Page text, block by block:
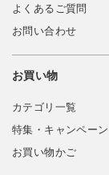
よくあるご質問
お問い合わせ
お買い物
カテゴリ一覧
特集・キャンペーン
お買い物かご